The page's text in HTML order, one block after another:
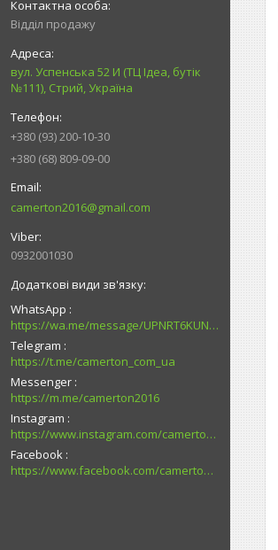
Відділ продажу
вул. Успенська 52 И (ТЦ Ідеа, бутік
№111), Стрий, Україна
+380 (93) 200-10-30
+380 (68) 809-09-00
camerton2016@gmail.com
0932001030
WhatsApp
https://wa.me/message/UPNRT6KUNTSOH1
Telegram
https://t.me/camerton_com_ua
Messenger
https://m.me/camerton2016
Instagram
https://www.instagram.com/camerton.com.ua
Facebook
https://www.facebook.com/camerton2016